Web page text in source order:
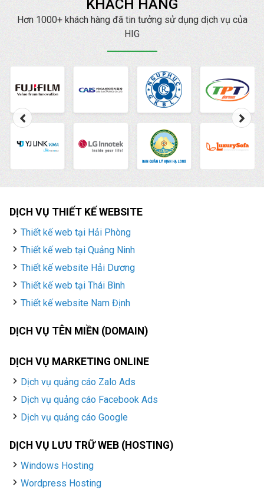
KHÁCH HÀNG
Hơn 1000+ khách hàng đã tin tưởng sử dụng dịch vụ của
HIG
DỊCH VỤ THIẾT KẾ WEBSITE
Thiết kế web tại Hải Phòng
Thiết kế web tại Quảng Ninh
Thiết kế website Hải Dương
Thiết kế web tại Thái Bình
Thiết kế website Nam Định
DỊCH VỤ TÊN MIỀN (DOMAIN)
DỊCH VỤ MARKETING ONLINE
Dịch vụ quảng cáo Zalo Ads
Dịch vụ quảng cáo Facebook Ads
Dịch vụ quảng cáo Google
DỊCH VỤ LƯU TRỮ WEB (HOSTING)
Windows Hosting
Wordpress Hosting